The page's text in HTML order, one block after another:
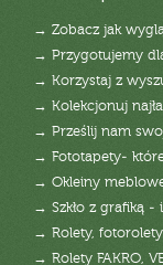
→ Zobacz jak
→ Przygotujemy
→ Korzystaj z
→ Kolekcjonuj
→ Prześlij nam
→ Fototapety-
→ Okleiny
→ Szkło z grafiką -
→ Rolety,
→ Rolety FAKRO,